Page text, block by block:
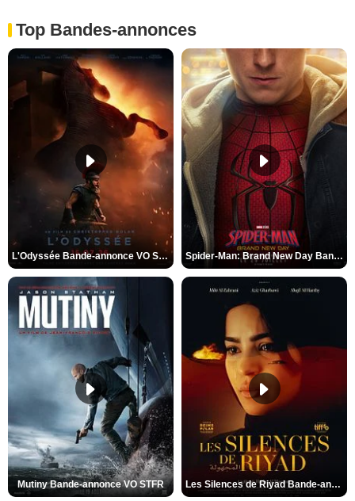
Top Bandes-annonces
L'Odyssée Bande-annonce VO STFR Spider-Man: Brand New Day Bande-annonce VO STFR
Mutiny Bande-annonce VO STFR Les Silences de Riyad Bande-annonce VO STFR